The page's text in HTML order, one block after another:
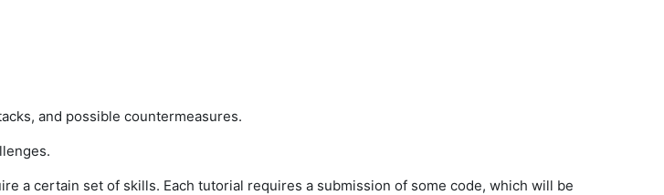
and possible countermeasures.
a certain set of skills. Each tutorial requires a submission of some code, which will be